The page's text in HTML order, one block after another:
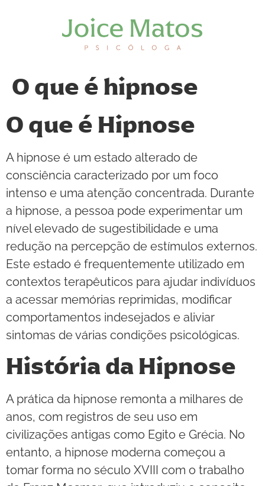
O que é hipnose
O que é Hipnose
A hipnose é um estado alterado de
consciência caracterizado por um foco
intenso e uma atenção concentrada. Durante
a hipnose, a pessoa pode experimentar um
nível elevado de sugestibilidade e uma
redução na percepção de estímulos externos.
Este estado é frequentemente utilizado em
contextos terapêuticos para ajudar indivíduos
a acessar memórias reprimidas, modificar
comportamentos indesejados e aliviar
sintomas de várias condições psicológicas.
História da Hipnose
A prática da hipnose remonta a milhares de
anos, com registros de seu uso em
civilizações antigas como Egito e Grécia. No
entanto, a hipnose moderna começou a
tomar forma no século XVIII com o trabalho